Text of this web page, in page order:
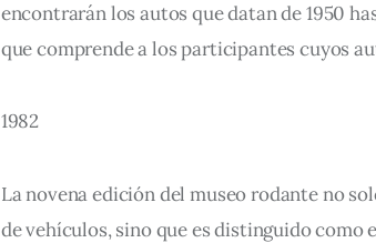
encontrarán los autos que datan de 1950
que comprende a los participantes cuyos
1982
La novena edición del museo rodante no
de vehículos, sino que es distinguido como